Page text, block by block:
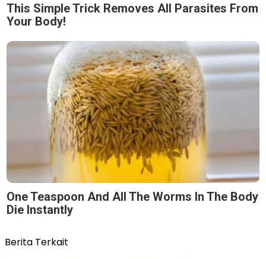
This Simple Trick Removes All Parasites From
Your Body!
One Teaspoon And All The Worms In The Body
Die Instantly
Berita Terkait